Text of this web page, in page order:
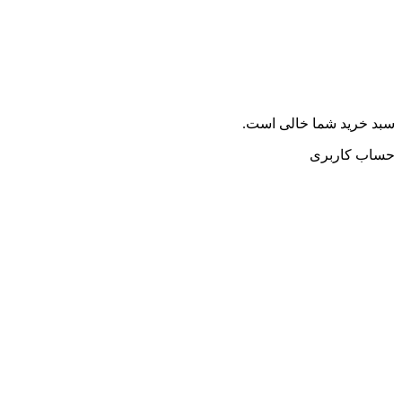
سبد خرید شما خالی است.
حساب کاربری